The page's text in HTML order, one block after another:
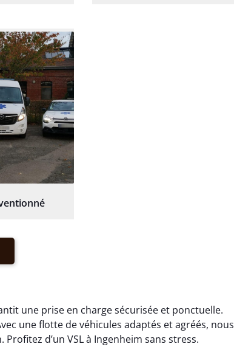
une prise en charge sécurisée et ponctuelle.
une flotte de véhicules adaptés et agréés, nous
d’un VSL à Ingenheim sans stress.